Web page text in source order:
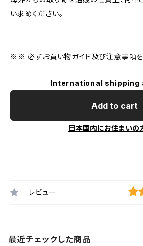
い求めください。
※※ 必ずお買い物ガイド及び注意事項
International shipping
Add to cart
日本国内にお住まいの
レビュー
最近チェックした商品